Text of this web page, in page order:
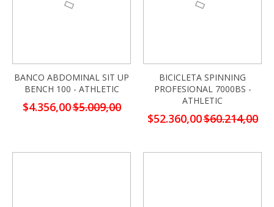
BANCO ABDOMINAL SIT UP
BENCH 100 - ATHLETIC
Precio
especial
$4.356,00$5.009,00
BICICLETA SPINNING
PROFESIONAL 7000BS -
ATHLETIC
Precio
especial
$52.360,00$60.214,00